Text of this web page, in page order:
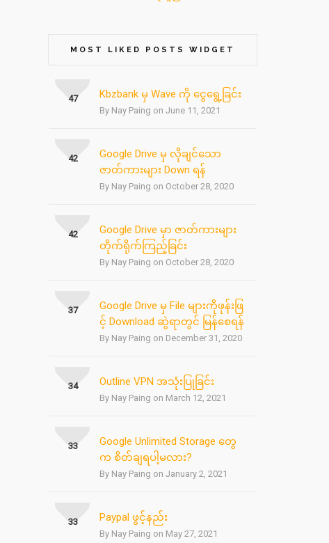
MOST LIKED POSTS WIDGET
Kbzbank မှ Wave ကို ငွေရွေ့ခြင်း
By Nay Paing on June 11, 2021
47
Google Drive မှ လိုချင်သော
ဇာတ်ကားများ Down ရန်
By Nay Paing on October 28, 2020
42
Google Drive မှာ ဇာတ်ကားများ
တိုက်ရိုက်ကြည့်ခြင်း
By Nay Paing on October 28, 2020
42
Google Drive မှ File များကိုဖုန်းဖြ
င့် Download ဆွဲရာတွင် မြန်စေရန်
By Nay Paing on December 31, 2020
37
Outline VPN အသုံးပြုခြင်း
By Nay Paing on March 12, 2021
34
Google Unlimited Storage တွေ
က စိတ်ချရပါ့မလား?
By Nay Paing on January 2, 2021
33
Paypal ဖွင့်နည်း
By Nay Paing on May 27, 2021
33